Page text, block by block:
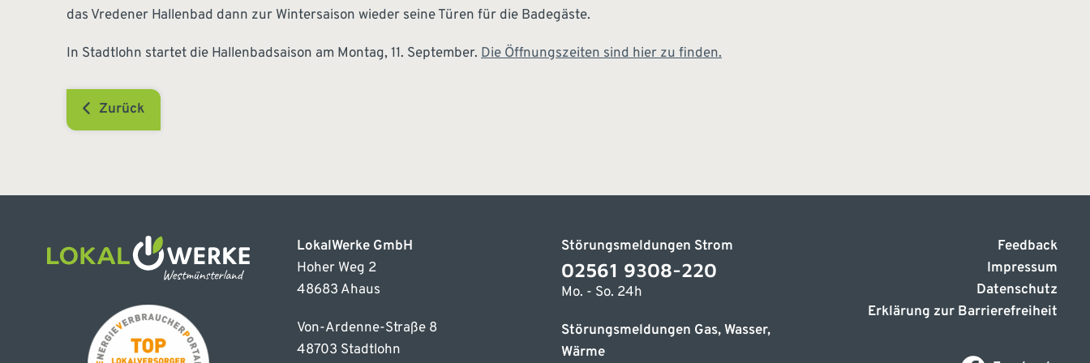
das Vredener Hallenbad dann zur Wintersaison wieder seine Türen für die Badegäste.
In Stadtlohn startet die Hallenbadsaison am Montag, 11. September. Die Öffnungszeiten sind hier zu finden.
Zurück
LokalWerke GmbH
Hoher Weg 2
48683 Ahaus
Von-Ardenne-Straße 8
48703 Stadtlohn
Störungsmeldungen Strom
02561 9308-220
Mo. - So. 24h
Störungsmeldungen Gas, Wasser,
Wärme
Feedback
Impressum
Datenschutz
Erklärung zur Barrierefreiheit